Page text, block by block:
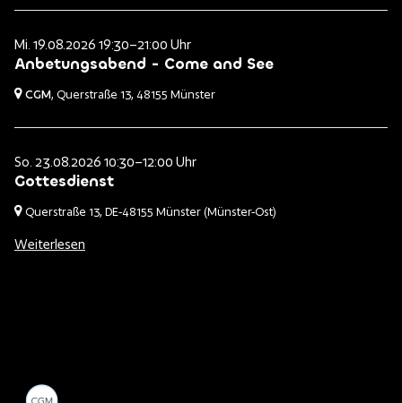
Mi. 19.08.2026 19:30–21:00 Uhr
Anbetungsabend - Come and See
CGM, Querstraße 13, 48155 Münster
So. 23.08.2026 10:30–12:00 Uhr
Gottesdienst
Querstraße 13, DE-48155 Münster (Münster-Ost)
Weiterlesen